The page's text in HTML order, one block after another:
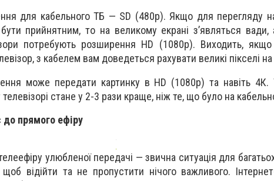
для кабельного ТБ — SD (480p). Якщо для перегляду
прийнятним, то на великому екрані з’являться вади,
потребують розширення HD (1080р). Виходить,
з кабелем вам доведеться рахувати великі пікселі на
може передати картинку в HD (1080р) та навіть
стане у 2-3 рази краще, ніж те, що було на
до прямого ефіру
улюбленої передачі — звична ситуація для
відійти та не пропустити нічого важливого.